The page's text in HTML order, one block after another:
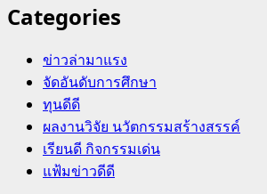
Categories
ข่าวล่ามาแรง
จัดอันดับการศึกษา
ทุนดีดี
ผลงานวิจัย นวัตกรรมสร้างสรรค์
เรียนดี กิจกรรมเด่น
แฟ้มข่าวดีดี